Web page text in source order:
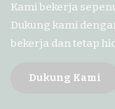
Kami bekerja
Dukung kami
bekerja dan tetap
Dukung Kami